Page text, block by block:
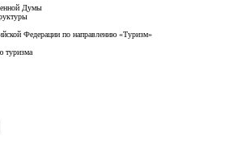
Думы
Федерации по направлению «Туризм»
туризма